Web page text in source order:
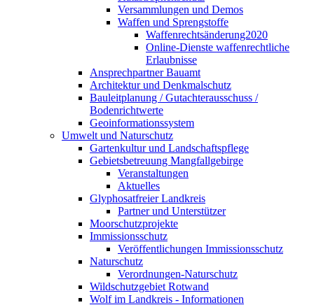
Versammlungen und Demos
Waffen und Sprengstoffe
Waffenrechtsänderung2020
Online-Dienste waffenrechtliche
Erlaubnisse
Ansprechpartner Bauamt
Architektur und Denkmalschutz
Bauleitplanung / Gutachterausschuss /
Bodenrichtwerte
Geoinformationssystem
Umwelt und Naturschutz
Gartenkultur und Landschaftspflege
Gebietsbetreuung Mangfallgebirge
Veranstaltungen
Aktuelles
Glyphosatfreier Landkreis
Partner und Unterstützer
Moorschutzprojekte
Immissionsschutz
Veröffentlichungen Immissionsschutz
Naturschutz
Verordnungen-Naturschutz
Wildschutzgebiet Rotwand
Wolf im Landkreis - Informationen